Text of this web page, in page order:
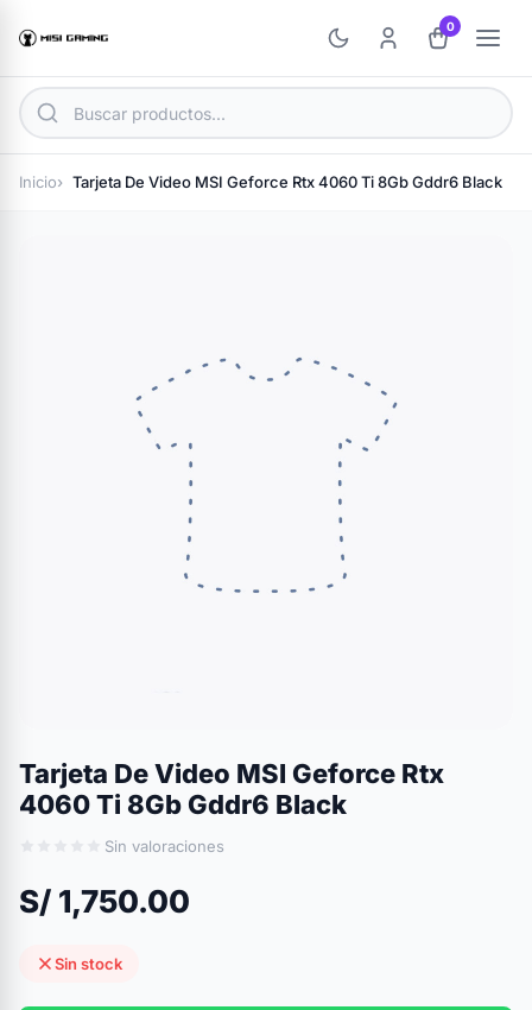
0
Inicio Tarjeta De Video MSI Geforce Rtx 4060 Ti 8Gb Gddr6 Black
Tarjeta De Video MSI Geforce Rtx
4060 Ti 8Gb Gddr6 Black
Sin valoraciones
S/ 1,750.00
Sin stock